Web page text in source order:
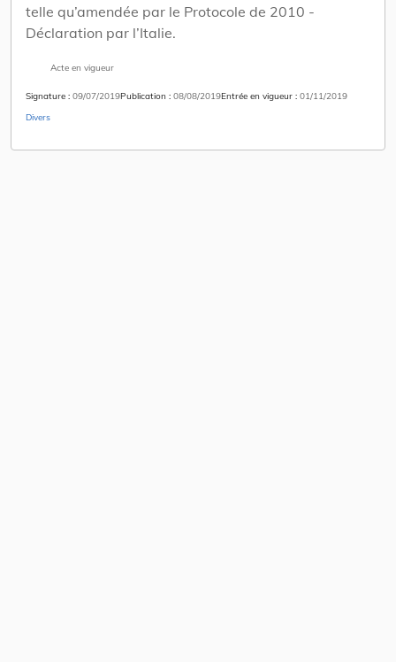
telle qu’amendée par le Protocole de 2010 -
Déclaration par l’Italie.
Acte en vigueur
Signature 09/07/2019Publication 08/08/2019Entrée en vigueur
01/11/2019
Divers